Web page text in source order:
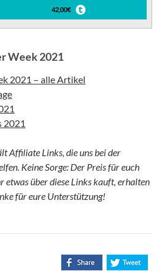
42,00€
Week 2021
2021 – alle Artikel
2021
Affiliate Links, die uns bei der
Keine Sorge: Der Preis für euch
über diese Links kauft, erhalten
für eure Unterstützung!